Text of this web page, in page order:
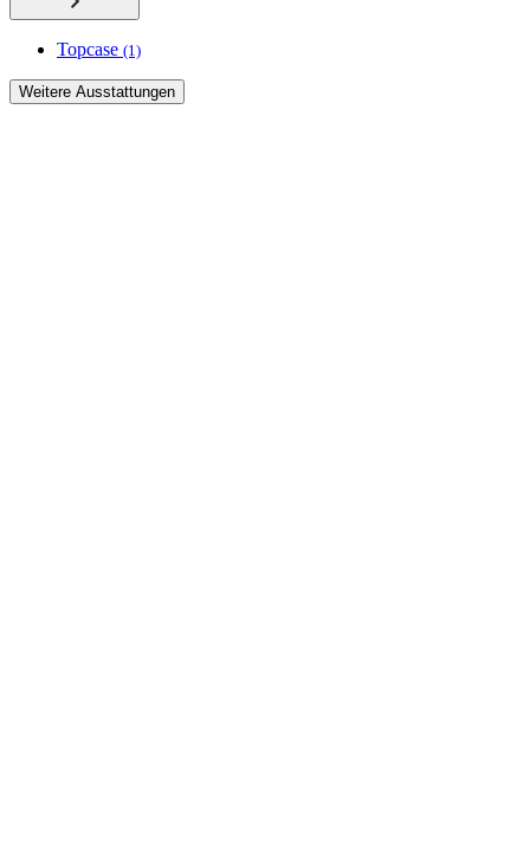
Topcase (1)
Weitere Ausstattungen